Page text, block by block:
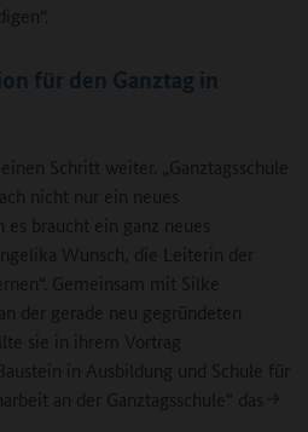
für den Ganztag in
Schritt weiter. „Ganztagsschule
nicht nur ein neues
braucht ein ganz neues
Wunsch, die Leiterin der
Gemeinsam mit Silke
der gerade neu gegründeten
sie in ihrem Vortrag
in Ausbildung und Schule für
an der Ganztagsschule“ das